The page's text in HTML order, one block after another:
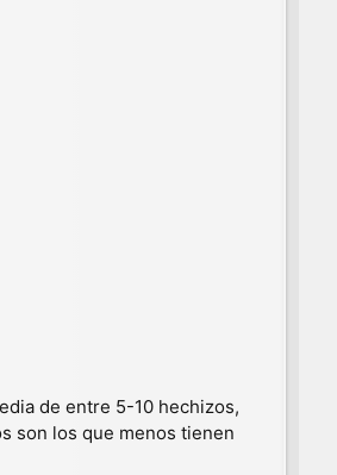
de entre 5-10 hechizos,
son los que menos tienen